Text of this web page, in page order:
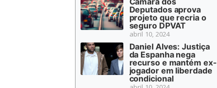
Deputados aprova
projeto que recria o
seguro DPVAT
abril 10, 2024
Daniel Alves: Justiça
da Espanha nega
recurso e mantém ex-
jogador em liberdade
condicional